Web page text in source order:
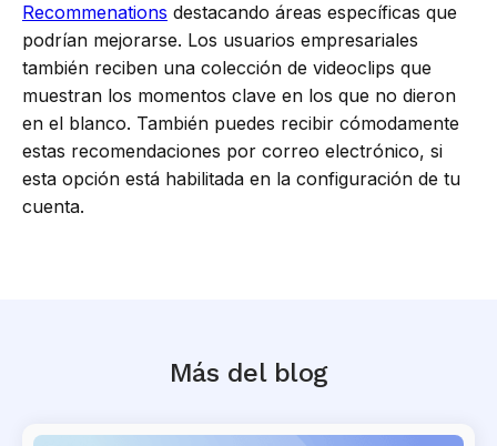
Recommenations destacando áreas específicas que
podrían mejorarse. Los usuarios empresariales
también reciben una colección de videoclips que
muestran los momentos clave en los que no dieron
en el blanco. También puedes recibir cómodamente
estas recomendaciones por correo electrónico, si
esta opción está habilitada en la configuración de tu
cuenta.
Más del blog